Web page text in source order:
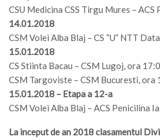
CSU Medicina CSS Tirgu Mures –
14.01.2018
CSM Volei Alba Blaj – CS “U” NTT
15.01.2018
CS Stiinta Bacau – CSM Lugoj, ora
CSM Targoviste – CSM Bucuresti, ora
15.01.2018 – Etapa a 12-a
CSM Volei Alba Blaj – ACS Penicilina
La inceput de an 2018 clasamentul